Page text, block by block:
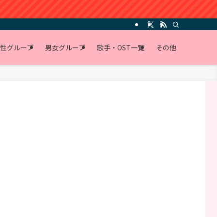
グループ 男女グループ 歌手・OST一覧 その他